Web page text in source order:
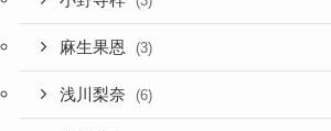
麻生果恩 (3)
浅川梨奈 (6)